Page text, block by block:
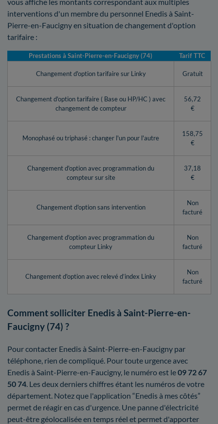
vous affiche les montants correspondant aux multiples
interventions d'un membre du personnel Enedis à Saint-
Pierre-en-Faucigny en situation de changement d'option
tarifaire :
Prestations à Saint-Pierre-en-Faucigny (74) Tarif TTC
Changement d'option tarifaire sur Linky Gratuit
Changement d'option tarifaire ( Base ou HP/HC ) avec
changement de compteur
56,72
€
Monophasé ou triphasé : changer l'un pour l'autre
158,75
€
Changement d'option avec programmation du
compteur sur site
37,18
€
Changement d'option sans intervention
Non
facturé
Changement d'option avec programmation du
compteur Linky
Non
facturé
Changement d'option avec relevé d’index Linky
Non
facturé
Comment solliciter Enedis à Saint-Pierre-en-
Faucigny (74) ?
Pour contacter Enedis à Saint-Pierre-en-Faucigny par
téléphone, rien de compliqué. Pour toute urgence avec
Enedis à Saint-Pierre-en-Faucigny, le numéro est le09 72 67
50 74 . Les deux derniers chiffres étant les numéros de votre
département. Notez que l'application “Enedis à mes côtés”
permet de réagir en cas d'urgence. Une panne d'électricité
peut-être géolocalisée en temps réel et permet d'apporter